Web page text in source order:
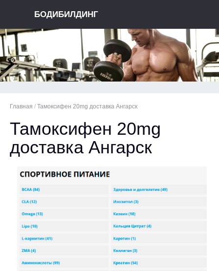
БОДИБИЛДИНГ
Главная / Тамоксифен 20mg доставка Ангарск
Тамоксифен 20mg
доставка Ангарск